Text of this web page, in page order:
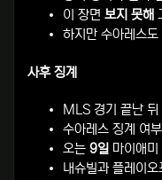
이 장면 보지 못해
하지만 수아레스도
사후 징계
MLS 경기 끝난 뒤
수아레스 징계 여
오는 9일 마이애미
내슈빌과 플레이오